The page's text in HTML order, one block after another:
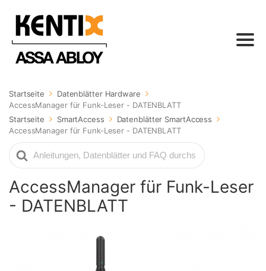
Startseite
Datenblätter Hardware
AccessManager für Funk-Leser - DATENBLATT
Startseite
SmartAccess
Datenblätter SmartAccess
AccessManager für Funk-Leser - DATENBLATT
Suche
nach
AccessManager für Funk-Leser
- DATENBLATT